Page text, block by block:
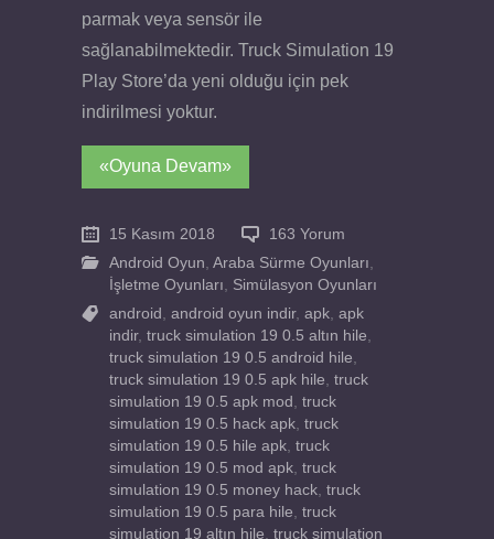
parmak veya sensör ile
sağlanabilmektedir. Truck Simulation 19
Play Store’da yeni olduğu için pek
indirilmesi yoktur.
«Oyuna Devam»
15 Kasım 2018
163 Yorum
Android Oyun, Araba Sürme Oyunları,
İşletme Oyunları, Simülasyon Oyunları
android , android oyun indir, apk, apk
indir, truck simulation 19 0.5 altın hile,
truck simulation 19 0.5 android hile,
truck simulation 19 0.5 apk hile, truck
simulation 19 0.5 apk mod , truck
simulation 19 0.5 hack apk, truck
simulation 19 0.5 hile apk, truck
simulation 19 0.5 mod apk, truck
simulation 19 0.5 money hack, truck
simulation 19 0.5 para hile, truck
simulation 19 altın hile, truck simulation